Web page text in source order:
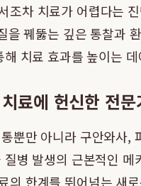
조차 치료가 어렵다는
을 꿰뚫는 깊은 통찰과
치료 효과를 높이는
료에 헌신한 전문
뿐만 아니라 구안와사,
병 발생의 근본적인
의 한계를 뛰어넘는 새